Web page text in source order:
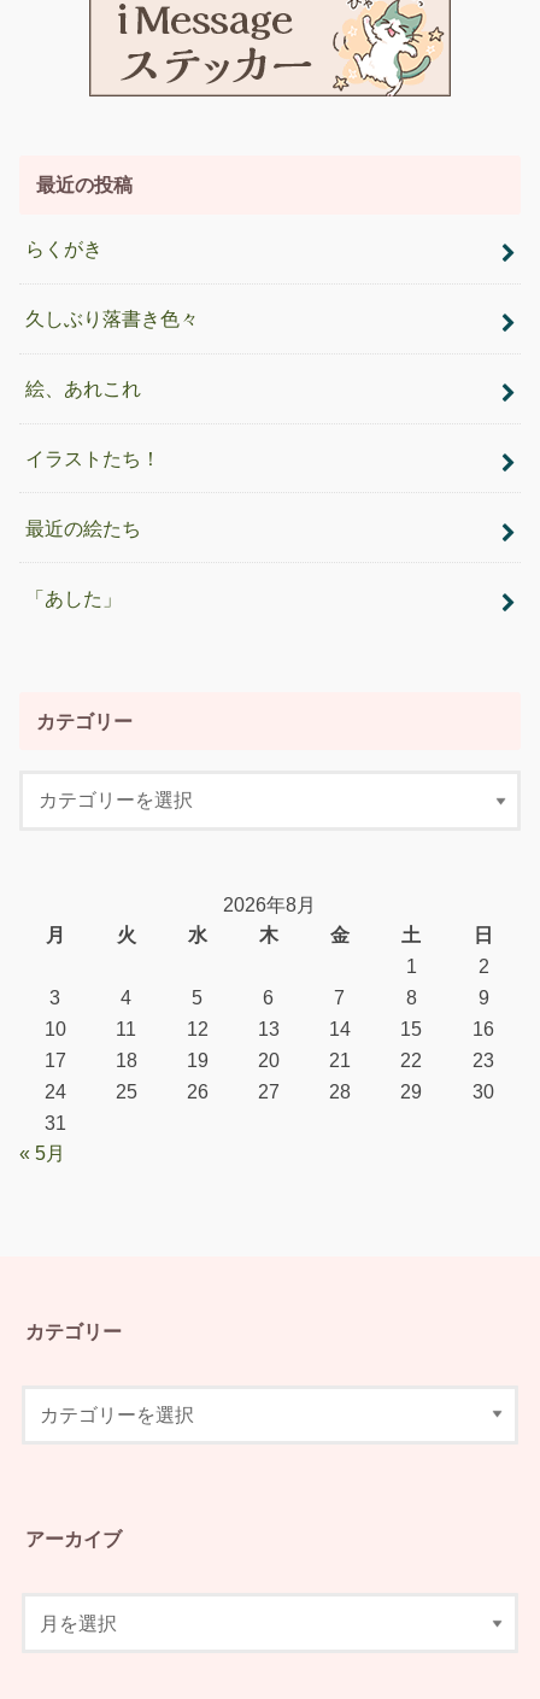
最近の投稿
らくがき
久しぶり落書き色々
絵、あれこれ
イラストたち！
最近の絵たち
「あした」
カテゴリー
2026年8月
月
火 水 木 金 土
日
1
2
3
4 5 6 7 8
9
10
11 12 13 14 15
16
17
18 19 20 21 22
23
24
25 26 27 28 29
30
31
« 5月
カテゴリー
アーカイブ